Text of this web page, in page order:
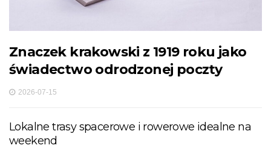
Znaczek krakowski z 1919 roku jako
świadectwo odrodzonej poczty
2026-07-15
Lokalne trasy spacerowe i rowerowe idealne na
weekend